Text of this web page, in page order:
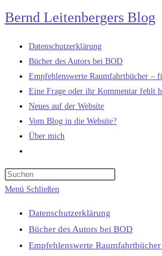
Zum
Inhalt
springen
Bernd Leitenbergers Blog
Datenschutzerklärung
Bücher des Autors bei BOD
Empfehlenswerte Raumfahrtbücher –
Eine Frage oder ihr Kommentar fehlt
Neues auf der Website
Vom Blog in die Website?
Über mich
umschalten
Menü Schließen
Datenschutzerklärung
Bücher des Autors bei BOD
Empfehlenswerte